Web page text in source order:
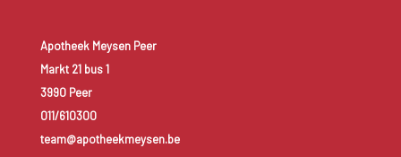
Apotheek Meysen Peer
Markt 21 bus 1
3990 Peer
011/610300
team@apotheekmeysen.be